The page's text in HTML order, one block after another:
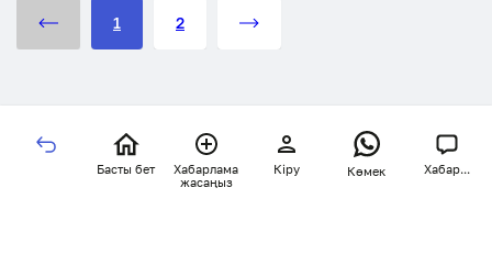
1 2
Басты бет
Хабарлама
жасаңыз
Кіру Көмек Хабар...